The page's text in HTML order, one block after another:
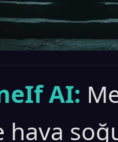
AI:
hava